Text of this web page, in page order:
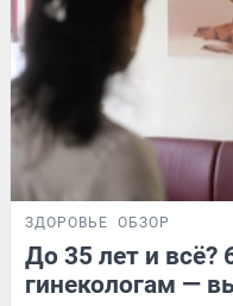
ЗДОРОВЬЕ ОБЗОР
До 35 лет и всё?
гинекологам —